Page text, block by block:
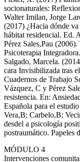
socionaturales:
Walter Imilan, Jorge
(2017) ¿Hacia dónde
hábitat residencial. Ed.
Pérez Sales,Pau
Psicoterapia
Salgado, Marcela.
cara Invisibilizada tras
Cuadernos de Trabajo
Vázquez, C y Pérez
resistencia. En:
Española para el
Vera,B; Carbelo,B;
desdel a psicología
postraumático. Papeles
MÓDULO 4
Intervenciones